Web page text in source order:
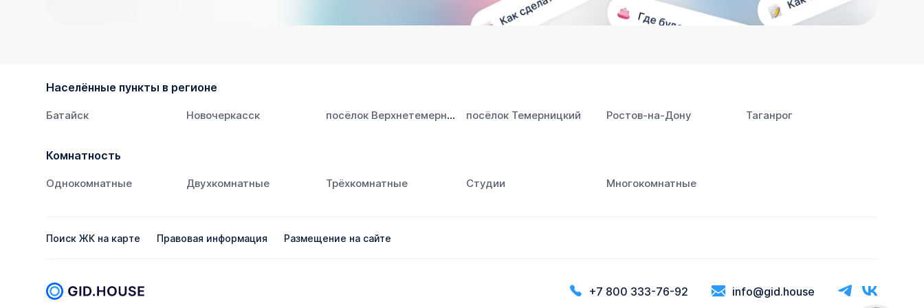
Населённые пункты в регионе
Батайск Новочеркасск посёлок Верхнетемерницкий посёлок Темерницкий Ростов‑на‑Дону Таганрог
Комнатность
Однокомнатные Двухкомнатные Трёхкомнатные Студии Многокомнатные
Поиск ЖК на карте Правовая информация Размещение на сайте
+7 800 333-76-92 info@gid.house